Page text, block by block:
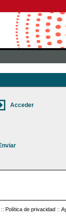
:: Política de privacidad ::